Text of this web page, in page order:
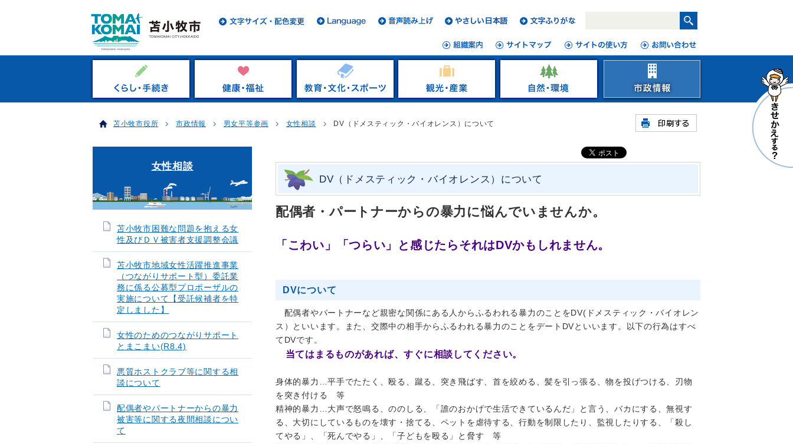
苫小牧市役所 市政情報 男女平等参画 女性相談 DV（ドメスティック・バイオレンス）について
DV（ドメスティック・バイオレンス）について
配偶者・パートナーからの暴力に悩んでいませんか。
「こわい」「つらい」と感じたらそれはDVかもしれません。
DVについて
配偶者やパートナーなど親密な関係にある人からふるわれる暴力のことをDV(ドメスティック・バイオレン
ス）といいます。また、交際中の相手からふるわれる暴力のことをデートDVといいます。以下の行為はすべ
てDVです。
当てはまるものがあれば、すぐに相談してください。
身体的暴力…平手でたたく、殴る、蹴る、突き飛ばす、首を絞める、髪を引っ張る、物を投げつける、刃物
を突き付ける 等
精神的暴力…大声で怒鳴る、ののしる、「誰のおかげで生活できているんだ」と言う、バカにする、無視す
る、大切にしているものを壊す・捨てる、ペットを虐待する、行動を制限したり、監視したりする、「殺し
てやる」、「死んでやる」、「子どもを殴る」と脅す 等
女性相談
苫小牧市困難な問題を抱える女
性及びＤＶ被害者支援調整会議
苫小牧市地域女性活躍推進事業
（つながりサポート型）委託業
務に係る公募型プロポーザルの
実施について【受託候補者を特
定しました】
女性のためのつながりサポート
とまこまい(R8.4)
悪質ホストクラブ等に関する相
談について
配偶者やパートナーからの暴力
被害等に関する夜間相談につい
て